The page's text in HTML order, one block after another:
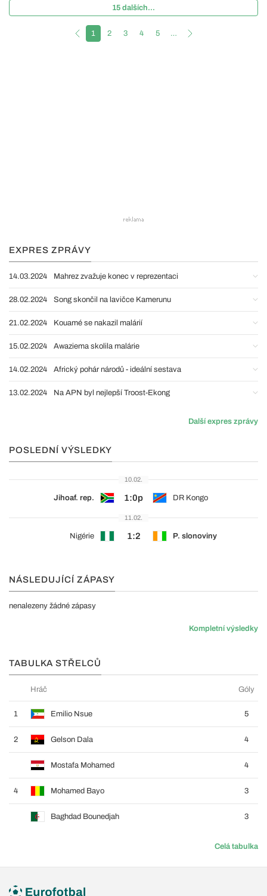
15 dalších...
1 2 3 4 5 …
EXPRES ZPRÁVY
14.03.2024 Mahrez zvažuje konec v reprezentaci
28.02.2024 Song skončil na lavičce Kamerunu
21.02.2024 Kouamé se nakazil malárií
15.02.2024 Awaziema skolila malárie
14.02.2024 Africký pohár národů - ideální sestava
13.02.2024 Na APN byl nejlepší Troost-Ekong
Další expres zprávy
POSLEDNÍ VÝSLEDKY
10.02.
Jihoaf. rep. 1:0p DR Kongo
11.02.
Nigérie 1:2 P. slonoviny
NÁSLEDUJÍCÍ ZÁPASY
nenalezeny žádné zápasy
Kompletní výsledky
TABULKA STŘELCŮ
Hráč Góly
1 Emilio Nsue 5
2 Gelson Dala 4
Mostafa Mohamed 4
4 Mohamed Bayo 3
Baghdad Bounedjah 3
Celá tabulka